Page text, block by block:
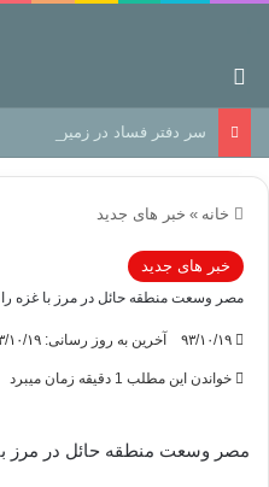
سر دفتر فساد در زمین‌، دوری
خانه » خبر های جدید
خبر های جدید
مصر وسعت منطقه حائل در مرز با غزه را
۹۳/۱۰/۱۹ آخرین به روز رسانی: ۹۳/۱۰/۱۹
خواندن این مطلب 1 دقیقه زمان میبرد
مصر وسعت منطقه حائل در مرز با